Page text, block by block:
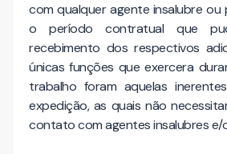
com qualquer agente insalubre
o período contratual que
recebimento dos respectivos
únicas funções que exercera
trabalho foram aquelas
expedição, as quais não
contato com agentes insalubres e/